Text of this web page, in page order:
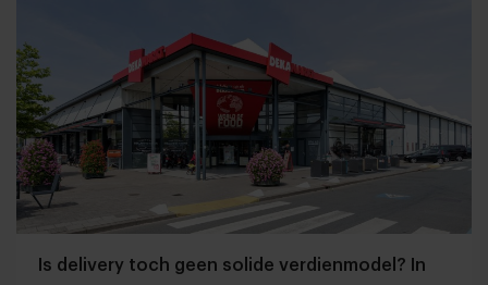
Is delivery toch geen solide verdienmodel? In